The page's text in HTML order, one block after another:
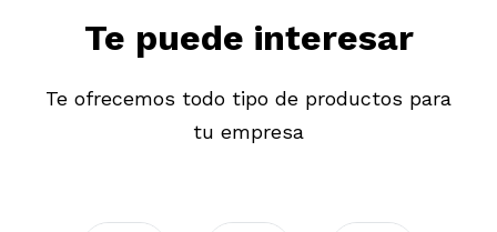
Te puede interesar
Te ofrecemos todo tipo de productos para
tu empresa